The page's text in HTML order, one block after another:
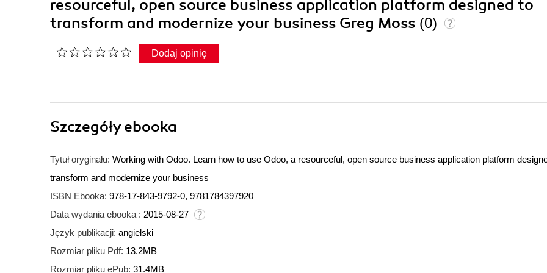
resourceful, open source business application platform designed to
transform and modernize your business Greg Moss (0)
Dodaj opinię
Szczegółyebooka
Tytuł oryginału: Working with Odoo. Learn how to use Odoo, a resourceful, open source business application platform
transform and modernize your business
ISBN Ebooka: 978-17-843-9792-0, 9781784397920
Data wydania ebooka : 2015-08-27
Język publikacji: angielski
Rozmiar pliku Pdf: 13.2MB
Rozmiar pliku ePub: 31.4MB